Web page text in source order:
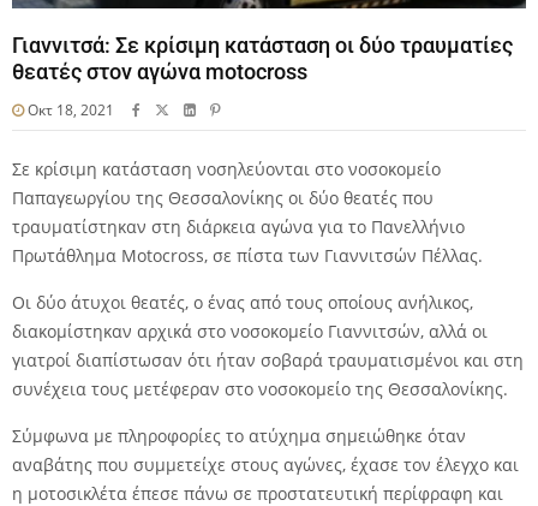
Γιαννιτσά: Σε κρίσιμη κατάσταση οι δύο τραυματίες
θεατές στον αγώνα motocross
Οκτ 18, 2021
Σε κρίσιμη κατάσταση νοσηλεύονται στο νοσοκομείο
Παπαγεωργίου της Θεσσαλονίκης οι δύο θεατές που
τραυματίστηκαν στη διάρκεια αγώνα για το Πανελλήνιο
Πρωτάθλημα Motocross, σε πίστα των Γιαννιτσών Πέλλας.
Οι δύο άτυχοι θεατές, ο ένας από τους οποίους ανήλικος,
διακομίστηκαν αρχικά στο νοσοκομείο Γιαννιτσών, αλλά οι
γιατροί διαπίστωσαν ότι ήταν σοβαρά τραυματισμένοι και στη
συνέχεια τους μετέφεραν στο νοσοκομείο της Θεσσαλονίκης.
Σύμφωνα με πληροφορίες το ατύχημα σημειώθηκε όταν
αναβάτης που συμμετείχε στους αγώνες, έχασε τον έλεγχο και
η μοτοσικλέτα έπεσε πάνω σε προστατευτική περίφραφη και